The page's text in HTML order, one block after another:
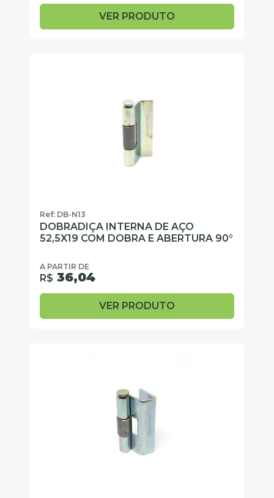
VER PRODUTO
Ref: DB-N13
DOBRADIÇA INTERNA DE AÇO
52,5X19 COM DOBRA E ABERTURA 90°
A PARTIR DE
R$ 36,04
VER PRODUTO